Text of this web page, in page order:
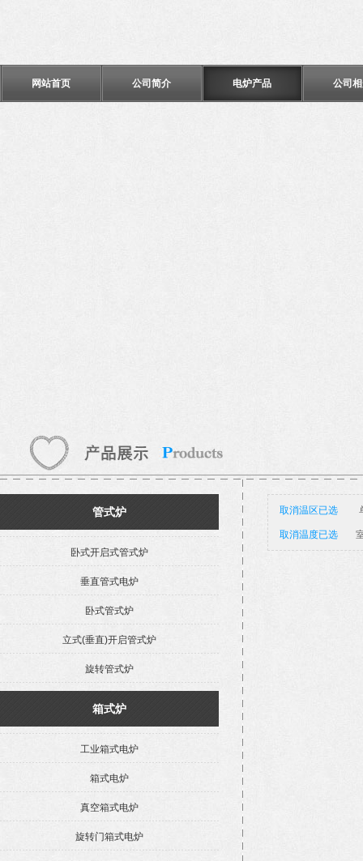
网站首页 公司简介 电炉产品 公司
管式炉
卧式开启式管式炉
垂直管式电炉
卧式管式炉
立式(垂直)开启管式炉
旋转管式炉
箱式炉
工业箱式电炉
箱式电炉
真空箱式电炉
旋转门箱式电炉
取消温区已选
取消温度已选